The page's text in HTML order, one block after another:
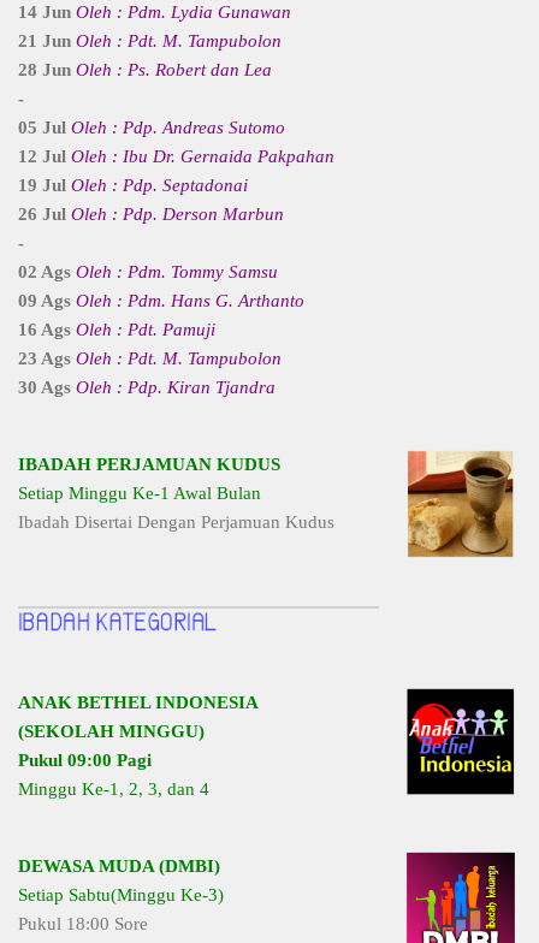
14 Jun Oleh : Pdm. Lydia Gunawan
21 Jun Oleh : Pdt. M. Tampubolon
28 Jun Oleh : Ps. Robert dan Lea
-
05 Jul Oleh : Pdp. Andreas Sutomo
12 Jul Oleh : Ibu Dr. Gernaida Pakpahan
19 Jul Oleh : Pdp. Septadonai
26 Jul Oleh : Pdp. Derson Marbun
-
02 Ags Oleh : Pdm. Tommy Samsu
09 Ags Oleh : Pdm. Hans G. Arthanto
16 Ags Oleh : Pdt. Pamuji
23 Ags Oleh : Pdt. M. Tampubolon
30 Ags Oleh : Pdp. Kiran Tjandra
IBADAH PERJAMUAN KUDUS
Setiap Minggu Ke-1 Awal Bulan
Ibadah Disertai Dengan Perjamuan Kudus
ANAK BETHEL INDONESIA
(SEKOLAH MINGGU)
Pukul 09:00 Pagi
Minggu Ke-1, 2, 3, dan 4
DEWASA MUDA (DMBI)
Setiap Sabtu(Minggu Ke-3)
Pukul 18:00 Sore